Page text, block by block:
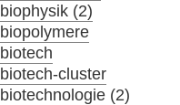
biophysik (2)
biopolymere
biotech
biotech-cluster
biotechnologie (2)